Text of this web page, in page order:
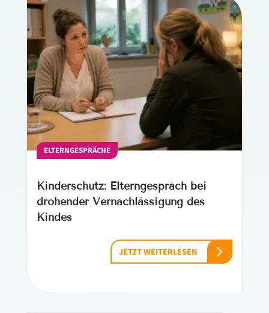
ELTERNGESPRÄCHE
Kinderschutz: Elterngespräch bei
drohender Vernachlässigung des
Kindes
JETZT WEITERLESEN